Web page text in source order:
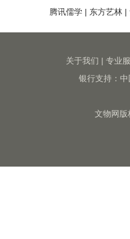
腾讯儒学 | 东方艺林 |
关于我们 | 专业
银行支持：
文物网